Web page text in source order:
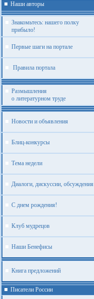
Наши авторы
Знакомьтесь: нашего полку
прибыло!
Первые шаги на портале
Правила портала
Размышления
о литературном труде
Новости и объявления
Блиц-конкурсы
Тема недели
Диалоги, дискуссии, обсуждения
С днем рождения!
Клуб мудрецов
Наши Бенефисы
Книга предложений
Писатели России